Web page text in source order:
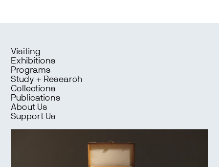
Visiting
Exhibitions
Programs
Study + Research
Collections
Publications
About Us
Support Us